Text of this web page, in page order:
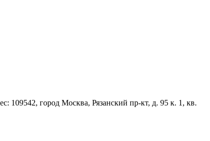
город Москва, Рязанский пр-кт, д. 95 к. 1, кв.